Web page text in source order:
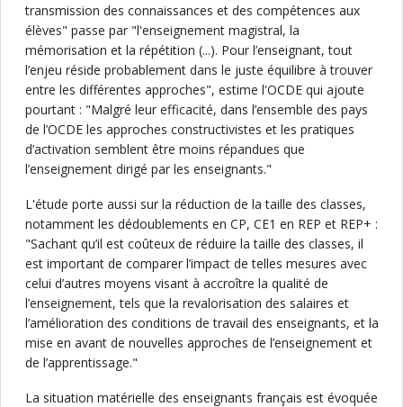
transmission des connaissances et des compétences aux
élèves" passe par "l'enseignement magistral, la
mémorisation et la répétition (...). Pour l’enseignant, tout
l’enjeu réside probablement dans le juste équilibre à trouver
entre les différentes approches", estime l'OCDE qui ajoute
pourtant : "Malgré leur efficacité, dans l’ensemble des pays
de l’OCDE les approches constructivistes et les pratiques
d’activation semblent être moins répandues que
l’enseignement dirigé par les enseignants."
L'étude porte aussi sur la réduction de la taille des classes,
notamment les dédoublements en CP, CE1 en REP et REP+ :
"Sachant qu’il est coûteux de réduire la taille des classes, il
est important de comparer l’impact de telles mesures avec
celui d’autres moyens visant à accroître la qualité de
l’enseignement, tels que la revalorisation des salaires et
l’amélioration des conditions de travail des enseignants, et la
mise en avant de nouvelles approches de l’enseignement et
de l’apprentissage."
La situation matérielle des enseignants français est évoquée